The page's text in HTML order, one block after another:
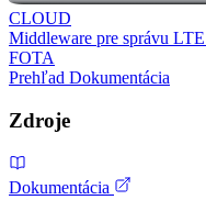
CLOUD
Middleware pre správu
FOTA
Prehľad Dokumentácia
Zdroje
Dokumentácia